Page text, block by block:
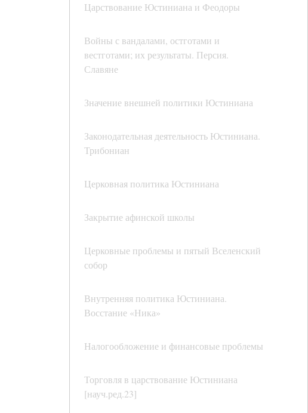
Царствование Юстиниана и Феодоры
Войны с вандалами, остготами и
вестготами; их результаты. Персия.
Славяне
Значение внешней политики Юстиниана
Законодательная деятельность Юстиниана.
Трибониан
Церковная политика Юстиниана
Закрытие афинской школы
Церковные проблемы и пятый Вселенский
собор
Внутренняя политика Юстиниана.
Восстание «Ника»
Налогообложение и финансовые проблемы
Торговля в царствование Юстиниана
[науч.ред.23]